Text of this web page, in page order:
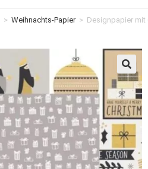
> Weihnachts-Papier > Designpapier